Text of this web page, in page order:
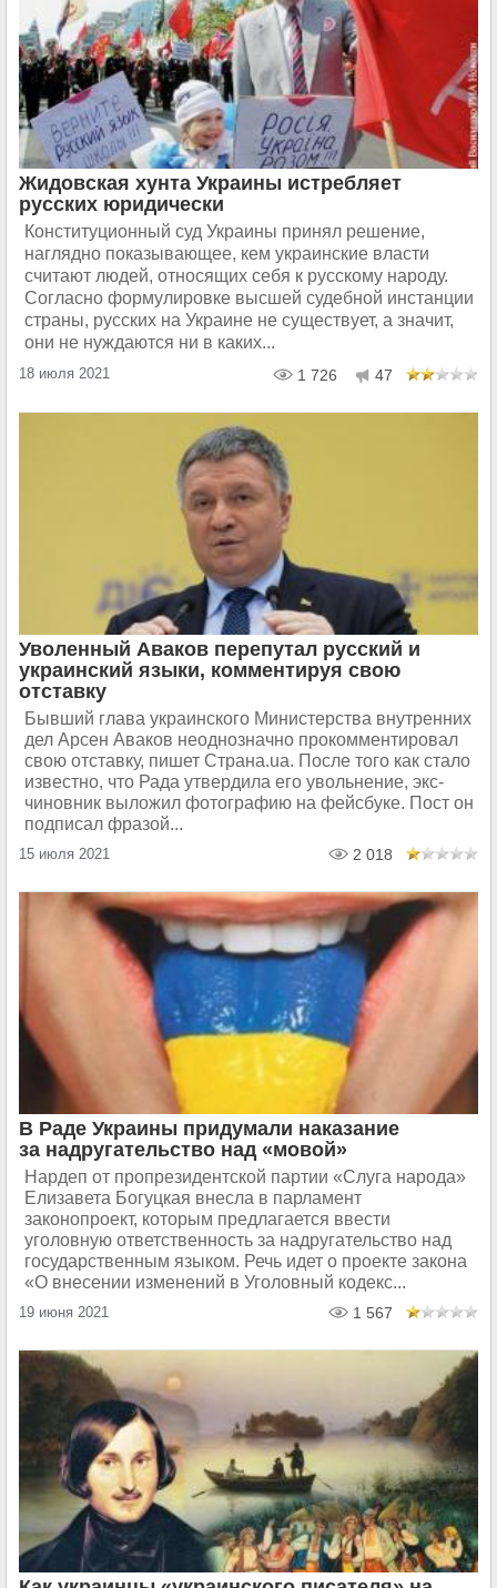
Жидовская хунта Украины истребляет
русских юридически
Конституционный суд Украины принял решение,
наглядно показывающее, кем украинские власти
считают людей, относящих себя к русскому народу.
Согласно формулировке высшей судебной инстанции
страны, русских на Украине не существует, а значит,
они не нуждаются ни в каких...
18 июля 2021 1 726 47
Уволенный Аваков перепутал русский и
украинский языки, комментируя свою
отставку
Бывший глава украинского Министерства внутренних
дел Арсен Аваков неоднозначно прокомментировал
свою отставку, пишет Страна.ua. После того как стало
известно, что Рада утвердила его увольнение, экс-
чиновник выложил фотографию на фейсбуке. Пост он
подписал фразой...
15 июля 2021 2 018
В Раде Украины придумали наказание
за надругательство над «мовой»
Нардеп от пропрезидентской партии «Слуга народа»
Елизавета Богуцкая внесла в парламент
законопроект, которым предлагается ввести
уголовную ответственность за надругательство над
государственным языком. Речь идет о проекте закона
«О внесении изменений в Уголовный кодекс...
19 июня 2021 1 567